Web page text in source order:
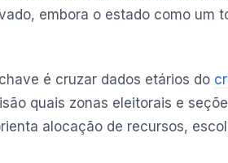
embora o estado como um
é cruzar dados etários do
quais zonas eleitorais e
alocação de recursos,